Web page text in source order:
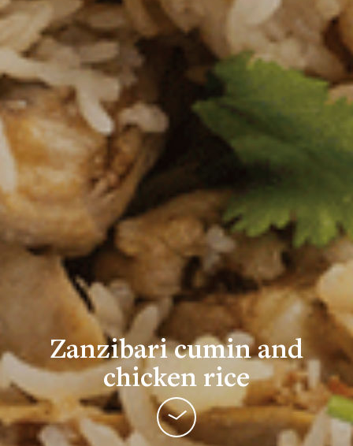
Zanzibari cumin and
chicken rice